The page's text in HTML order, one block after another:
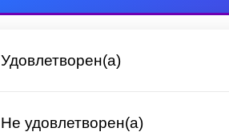
Удовлетворен(а)
Не удовлетворен(а)